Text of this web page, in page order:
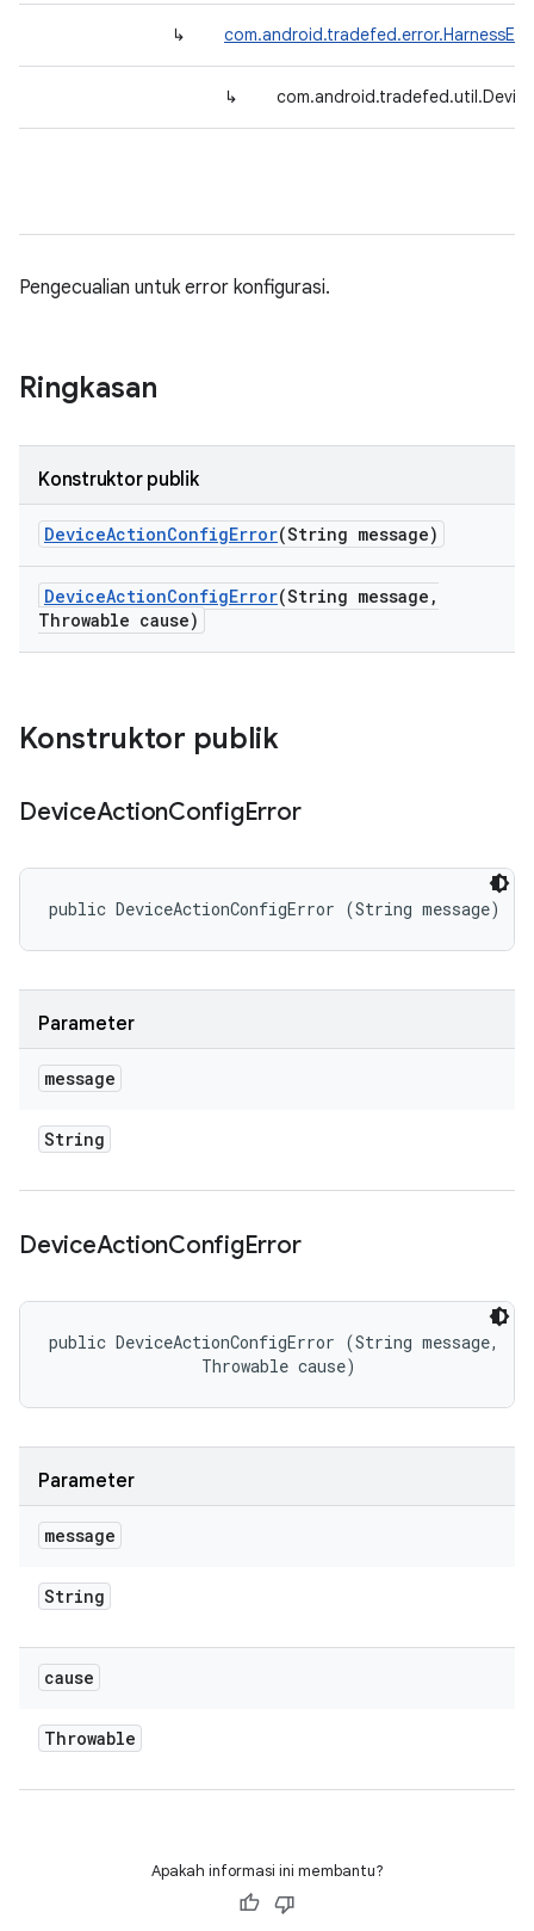
↳
↳
Pengecualian untuk error konfigurasi.
Ringkasan
Konstruktor publik
DeviceActionConfigError(String message)
DeviceActionConfigError(String message ,
Throwable cause)
Konstruktor publik
DeviceActionConfigError
public DeviceActionConfigError (String message)
Parameter
message
String
DeviceActionConfigError
public DeviceActionConfigError (String message,
                Throwable cause)
Parameter
message
String
cause
Throwable
Apakah informasi ini membantu?